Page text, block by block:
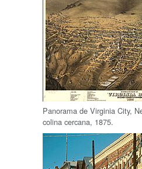
Panorama de Virginia City,
colina cercana, 1875.